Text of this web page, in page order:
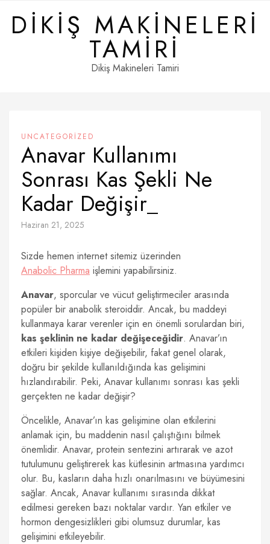
contentDIKIŞ MAKINELERI
TAMIRI
Dikiş Makineleri Tamiri
UNCATEGORIZED
Anavar Kullanımı
Sonrası Kas Şekli Ne
Kadar Değişir_
Haziran 21, 2025
Sizde hemen internet sitemiz üzerinden
Anabolic Pharma işlemini yapabilirsiniz.
Anavar, sporcular ve vücut geliştirmeciler arasında
popüler bir anabolik steroiddir. Ancak, bu maddeyi
kullanmaya karar verenler için en önemli sorulardan biri,
kas şeklinin ne kadar değişeceğidir. Anavar’ın
etkileri kişiden kişiye değişebilir, fakat genel olarak,
doğru bir şekilde kullanıldığında kas gelişimini
hızlandırabilir. Peki, Anavar kullanımı sonrası kas şekli
gerçekten ne kadar değişir?
Öncelikle, Anavar’ın kas gelişimine olan etkilerini
anlamak için, bu maddenin nasıl çalıştığını bilmek
önemlidir. Anavar, protein sentezini artırarak ve azot
tutulumunu geliştirerek kas kütlesinin artmasına yardımcı
olur. Bu, kasların daha hızlı onarılmasını ve büyümesini
sağlar. Ancak, Anavar kullanımı sırasında dikkat
edilmesi gereken bazı noktalar vardır. Yan etkiler ve
hormon dengesizlikleri gibi olumsuz durumlar, kas
gelişimini etkileyebilir.